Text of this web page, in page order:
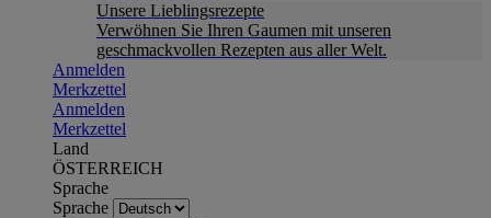
Unsere Lieblingsrezepte
Verwöhnen Sie Ihren Gaumen mit unseren
geschmackvollen Rezepten aus aller Welt.
Anmelden
Merkzettel
Anmelden
Merkzettel
Land
ÖSTERREICH
Sprache
Sprache